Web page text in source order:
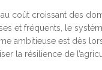
au coût croissant des
et fréquents, le
ambitieuse est dès
la résilience de